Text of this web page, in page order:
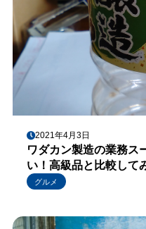
2021年4月3日
ワダカン製造の業務ス
い！高級品と比較して
グルメ